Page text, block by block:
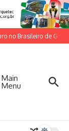
no Brasileiro de
Main
Menu